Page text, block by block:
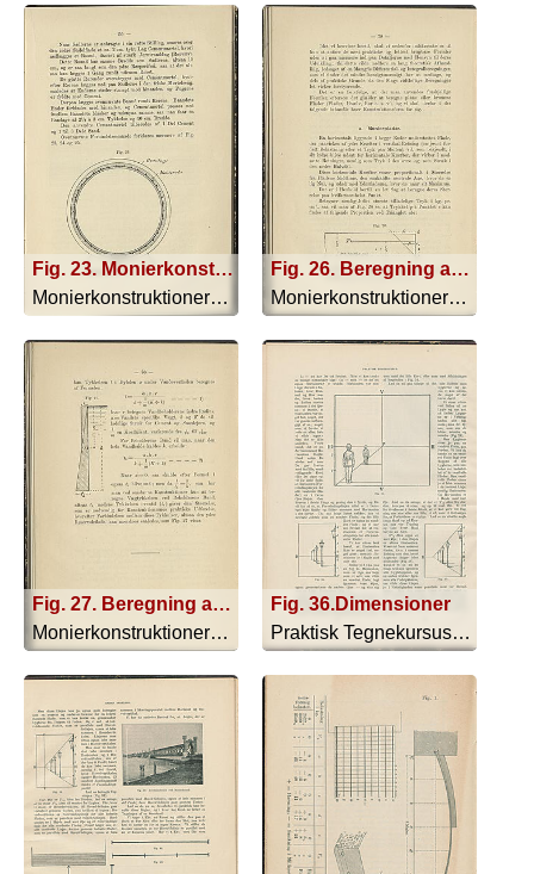
Fig. 23. Monierkonstruktion
Monierkonstruktionerne - 1893
Fig. 26. Beregning af tyk i kg. pr. cm2
Monierkonstruktionerne - 1893
Fig. 27. Beregning af tykkelsen af Væggene ved et fritstaaende Vandreservoir efter Moniers System
Monierkonstruktionerne - 1893
Fig. 36.Dimensioner
Praktisk Tegnekursus - 1897